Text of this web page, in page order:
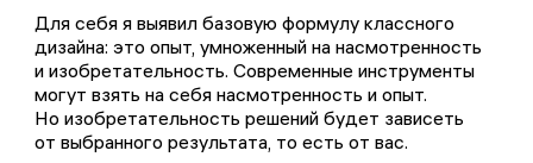
Для себя я выявил базовую формулу классного
дизайна: это опыт, умноженный на насмотренность
и изобретательность. Современные инструменты
могут взять на себя насмотренность и опыт.
Но изобретательность решений будет зависеть
от выбранного результата, то есть от вас.